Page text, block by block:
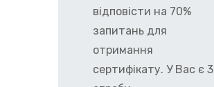
відповісти на 70%
запитань для
отримання
сертифікату. У Вас є 3